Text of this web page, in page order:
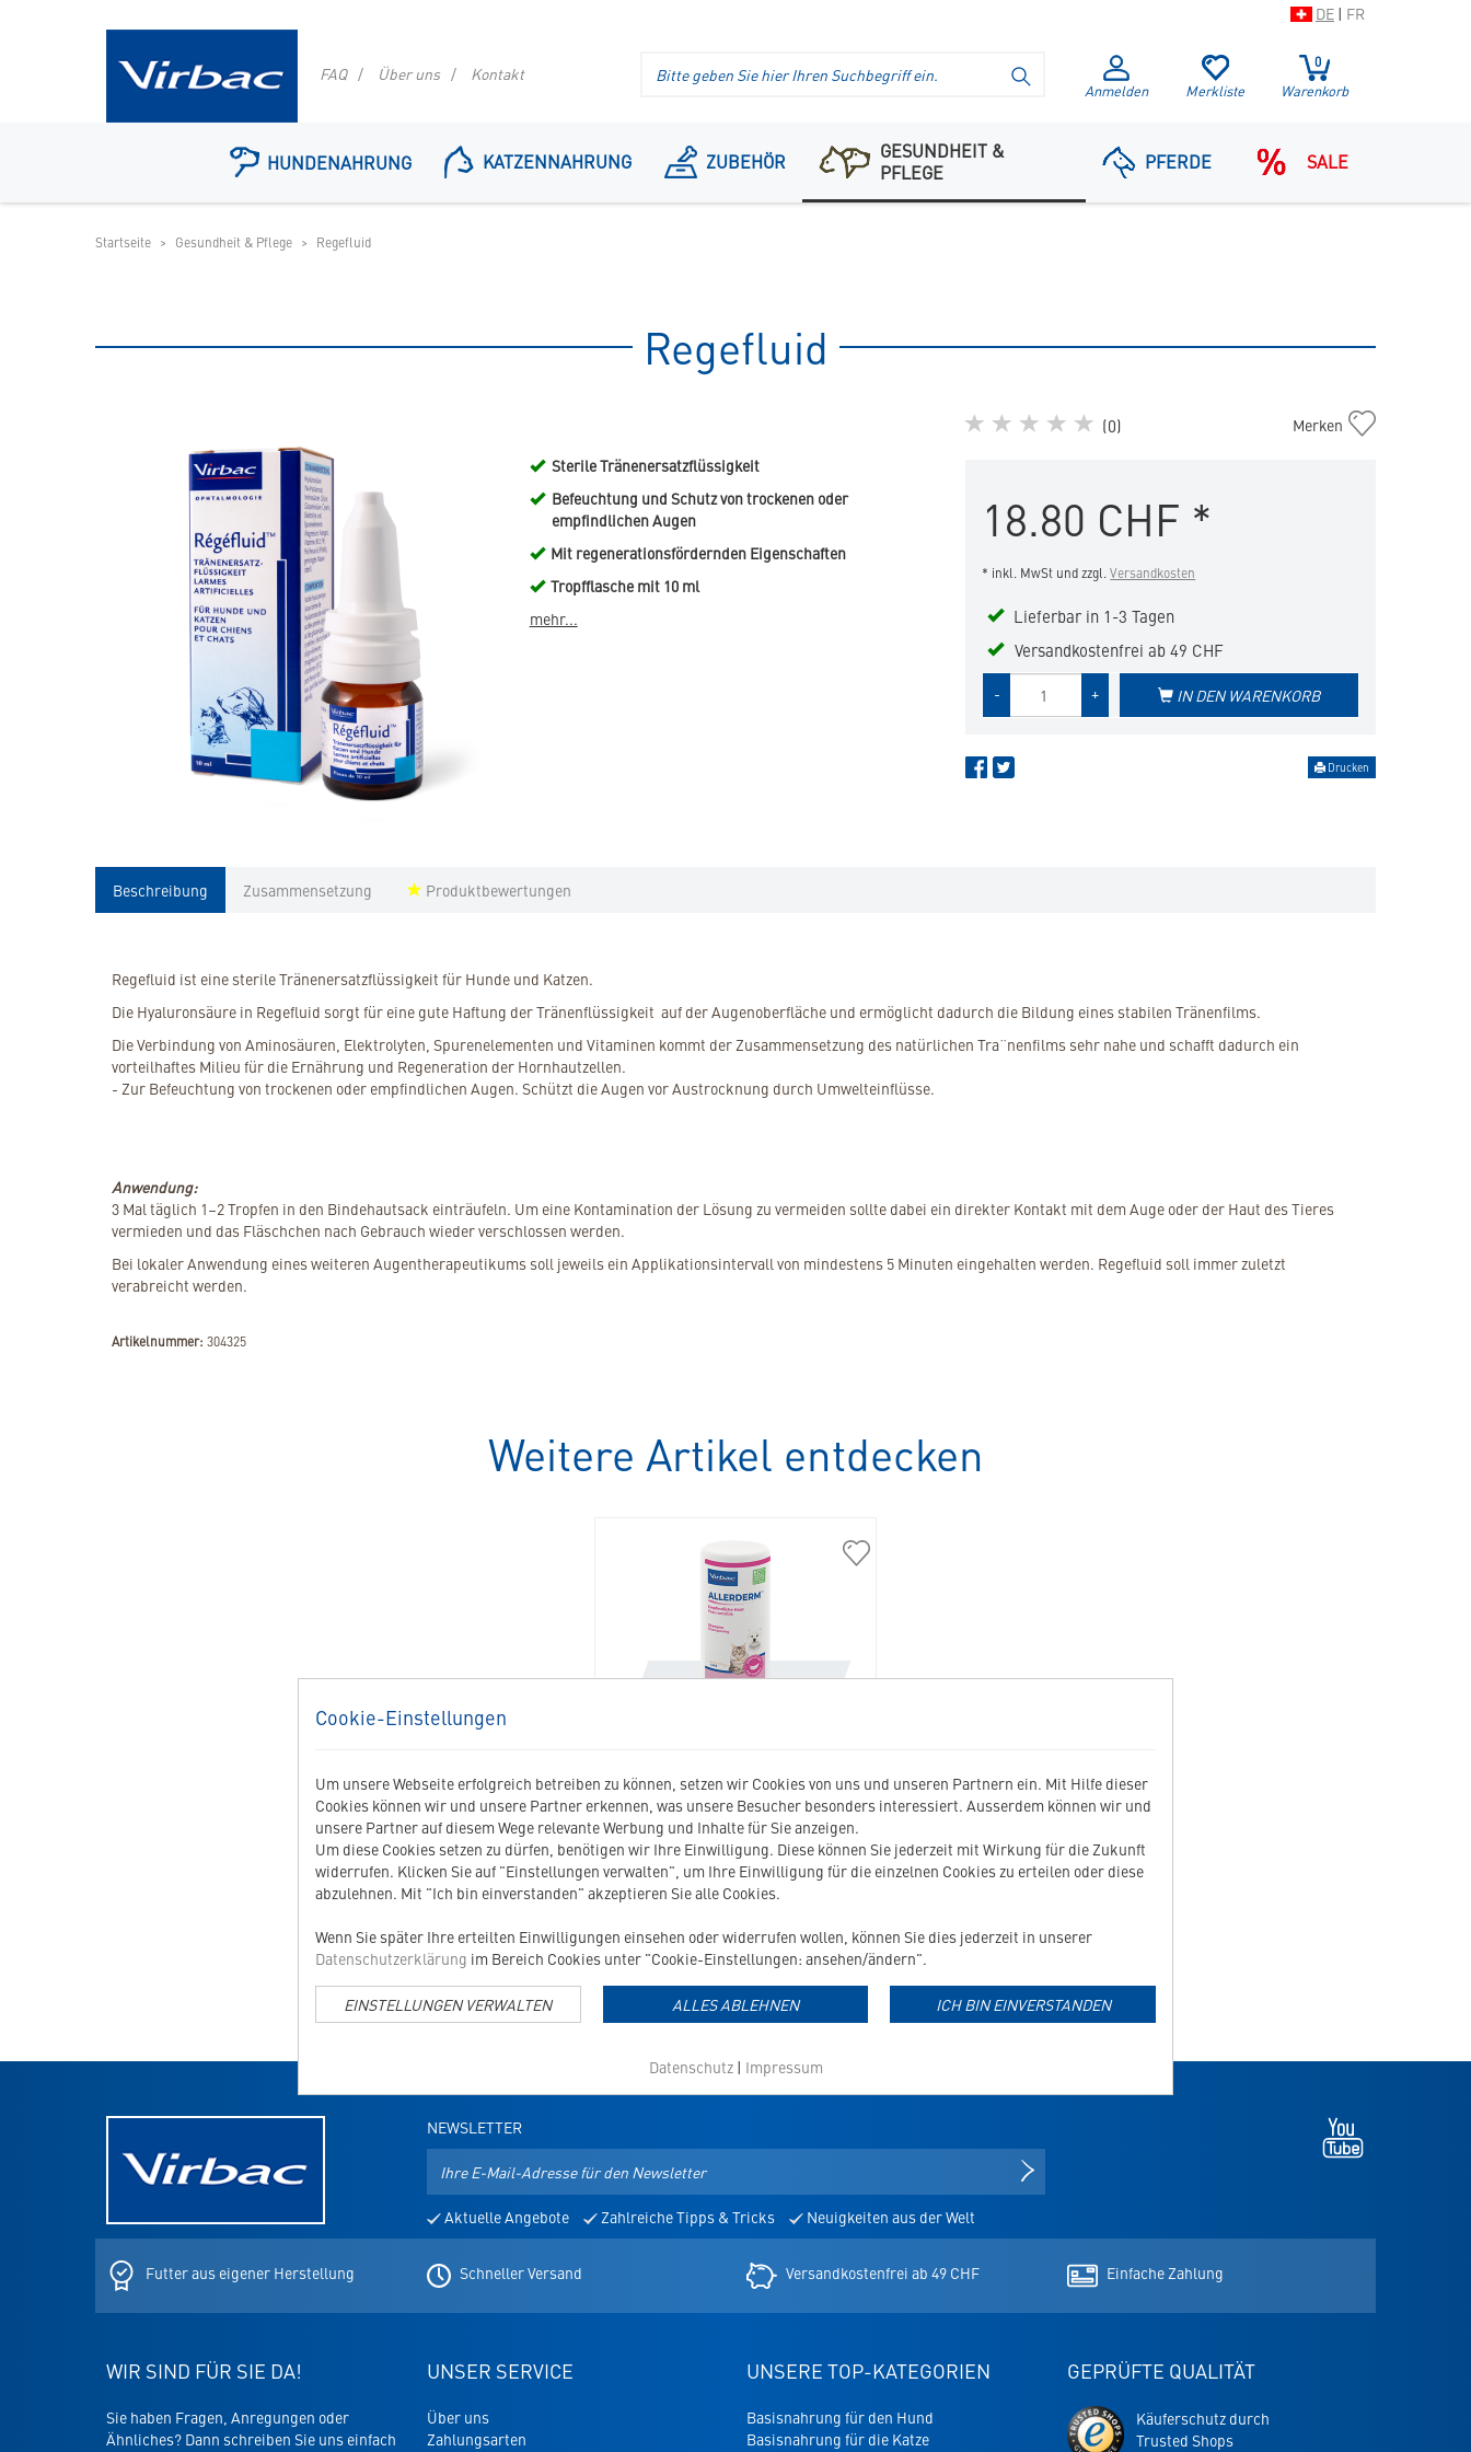
DE | FR
Ihr
Shop
Anmelden Merkliste
0
Warenkorb
SUCHE STARTEN
FAQ Über uns Kontakt
HUNDENAHRUNG KATZENNAHRUNG ZUBEHÖR
GESUNDHEIT &
PFLEGE
PFERDE SALE
Startseite Gesundheit & Pflege Regefluid
Regefluid
Sterile Tränenersatzflüssigkeit
Befeuchtung und Schutz von trockenen oder
empfindlichen Augen
Mit regenerationsfördernden Eigenschaften
Tropfflasche mit 10 ml
mehr...
(0)
Regefluid
Merken
18.80 CHF *
* inkl. MwSt und zzgl.Versandkosten
Lieferbar in 1-3 Tagen
Versandkostenfrei ab 49 CHF
+
- IN DEN WARENKORB
Drucken
Beschreibung Zusammensetzung Produktbewertungen
Regefluid ist eine sterile Tränenersatzflüssigkeit für Hunde und Katzen.
Die Hyaluronsäure in Regefluid sorgt für eine gute Haftung der Tränenflüssigkeit auf der Augenoberfläche und ermöglicht dadurch die Bildung eines stabilen Tränenfilms.
Die Verbindung von Aminosäuren, Elektrolyten, Spurenelementen und Vitaminen kommt der Zusammensetzung des natürlichen Tra¨nenfilms sehr nahe und schafft dadurch ein
vorteilhaftes Milieu für die Ernährung und Regeneration der Hornhautzellen.
- Zur Befeuchtung von trockenen oder empfindlichen Augen. Schützt die Augen vor Austrocknung durch Umwelteinflüsse.
Anwendung:
3 Mal täglich 1–2 Tropfen in den Bindehautsack einträufeln. Um eine Kontamination der Lösung zu vermeiden sollte dabei ein direkter Kontakt mit dem Auge oder der Haut des Tieres
vermieden und das Fläschchen nach Gebrauch wieder verschlossen werden.
Bei lokaler Anwendung eines weiteren Augentherapeutikums soll jeweils ein Applikationsintervall von mindestens 5 Minuten eingehalten werden. Regefluid soll immer zuletzt
verabreicht werden.
Artikelnummer: 304325
Weitere Artikel entdecken
400306
in
SHAMPOO
Zur Pflege bei empfindlicher Haut
26.60 CHF
Cookie-Einstellungen
Um unsere Webseite erfolgreich betreiben zu können, setzen wir Cookies von uns und unseren Partnern ein. Mit Hilfe dieser
Cookies können wir und unsere Partner erkennen, was unsere Besucher besonders interessiert. Ausserdem können wir und
unsere Partner auf diesem Wege relevante Werbung und Inhalte für Sie anzeigen.
Um diese Cookies setzen zu dürfen, benötigen wir Ihre Einwilligung. Diese können Sie jederzeit mit Wirkung für die Zukunft
widerrufen. Klicken Sie auf "Einstellungen verwalten", um Ihre Einwilligung für die einzelnen Cookies zu erteilen oder diese
abzulehnen. Mit "Ich bin einverstanden" akzeptieren Sie alle Cookies.
Wenn Sie später Ihre erteilten Einwilligungen einsehen oder widerrufen wollen, können Sie dies jederzeit in unserer
Datenschutzerklärung im Bereich Cookies unter "Cookie-Einstellungen: ansehen/ändern".
ICH BIN EINVERSTANDEN
EINSTELLUNGEN VERWALTEN ALLES ABLEHNEN
Datenschutz| Impressum
NEWSLETTER
Mail-
Adresse
für
den
Newsletter
NEWSLETTER ANMELDEN
Aktuelle Angebote Zahlreiche Tipps & Tricks Neuigkeiten aus der Welt
Tab
Futter aus eigener Herstellung
Schneller Versand Versandkostenfrei ab 49 CHF Einfache Zahlung
WIR SIND FÜR SIE DA!
Sie haben Fragen, Anregungen oder
Ähnliches? Dann schreiben Sie uns einfach
UNSER SERVICE
Über uns
Zahlungsarten
UNSERE TOP-KATEGORIEN
Basisnahrung für den Hund
Basisnahrung für die Katze
GEPRÜFTE QUALITÄT
Trusted
Shops
Käuferschutz durch
Trusted Shops